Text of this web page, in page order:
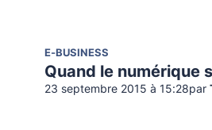
E-BUSINESS
Quand le numérique
23 septembre 2015 à 15:28par